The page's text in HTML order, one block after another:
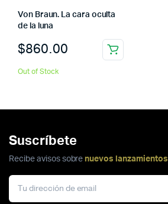
Von Braun. La cara oculta
de la luna
$860.00
Out of Stock
Suscríbete
Recibe avisos sobre nuevos lanzamientos